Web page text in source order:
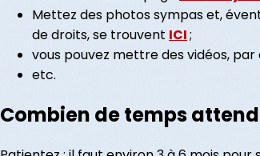
Mettez des photos sympas et,
de droits, se trouvent ICI;
vous pouvez mettre des vidéos, par
etc.
Combien de temps